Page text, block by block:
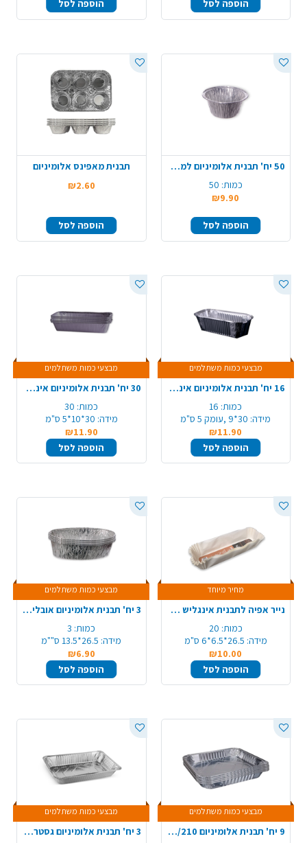
הוספה לסל הוספה לסל
50 יח' תבנית אלומיניום למאפינס
כמות: 50
₪9.90
הוספה לסל
תבנית מאפינס אלומיניום
₪2.60
הוספה לסל
מבצעי כמות משתלמים
16 יח' תבנית אלומיניום אינגליש קצר
כמות: 16
מידה: 30*9 ,עומק 5 ס"מ
₪11.90
הוספה לסל
מבצעי כמות משתלמים
30 יח' תבנית אלומיניום אינגליש ארוך
כמות: 30
מידה: 30*10*5 ס"מ
₪11.90
הוספה לסל
מחיר מיוחד
נייר אפיה לתבנית אינגליש 20 יח'
כמות: 20
מידה: 26.5*6.5*6 ס"מ
₪10.00
הוספה לסל
מבצעי כמות משתלמים
3 יח' תבנית אלומיניום אובלי לחלה
כמות: 3
מידה: 26.5*13.5 ס""מ
₪6.90
הוספה לסל
מבצעי כמות משתלמים
9 יח' תבנית אלומיניום 210/R99 - מלבן ענק
מבצעי כמות משתלמים
3 יח' תבנית אלומיניום גסטרונום ענקית